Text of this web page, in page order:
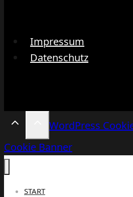
Impressum
Datenschutz
WordPress
Cookie Banner
START